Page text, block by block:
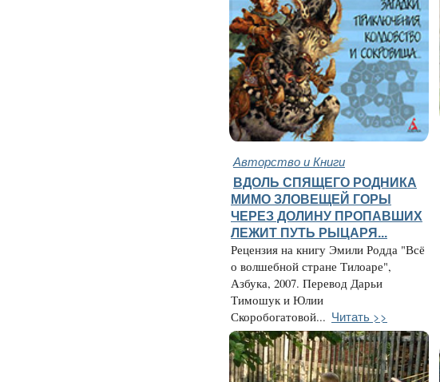
Авторство и Книги
ВДОЛЬ СПЯЩЕГО РОДНИКА
МИМО ЗЛОВЕЩЕЙ ГОРЫ
ЧЕРЕЗ ДОЛИНУ ПРОПАВШИХ
ЛЕЖИТ ПУТЬ РЫЦАРЯ...
Рецензия на книгу Эмили Родда "Всё
о волшебной стране Тилоаре",
Азбука, 2007. Перевод Дарьи
Тимошук и Юлии
Скоробогатовой... Читать >>